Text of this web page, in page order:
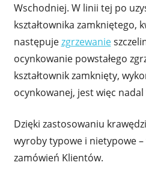
Wschodniej. W linii tej po
kształtownika zamkniętego,
następujezgrzewanie
ocynkowanie powstałego
kształtownik zamknięty,
ocynkowanej, jest więc nadal
Dzięki zastosowaniu
wyroby typowe i nietypowe
zamówień Klientów.